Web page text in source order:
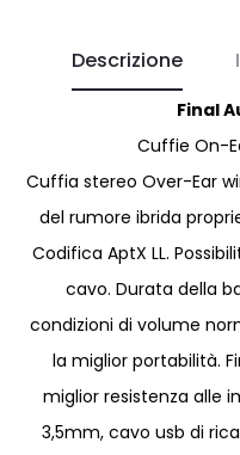
Descrizione
Final
Cuffie On-
Cuffia stereo Over-Ear
del rumore ibrida
Codifica AptX LL.
cavo. Durata della
condizioni di volume
la miglior portabilità.
miglior resistenza alle
3,5mm, cavo usb di